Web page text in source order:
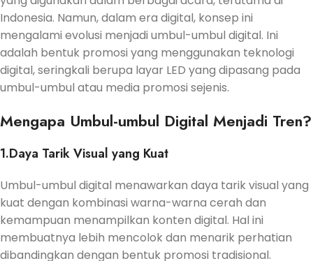
Indonesia. Namun, dalam era digital, konsep ini
mengalami evolusi menjadi umbul-umbul digital. Ini
adalah bentuk promosi yang menggunakan teknologi
digital, seringkali berupa layar LED yang dipasang pada
umbul-umbul atau media promosi sejenis.
Mengapa Umbul-umbul Digital Menjadi Tren?
1.Daya Tarik Visual yang Kuat
Umbul-umbul digital menawarkan daya tarik visual yang
kuat dengan kombinasi warna-warna cerah dan
kemampuan menampilkan konten digital. Hal ini
membuatnya lebih mencolok dan menarik perhatian
dibandingkan dengan bentuk promosi tradisional.